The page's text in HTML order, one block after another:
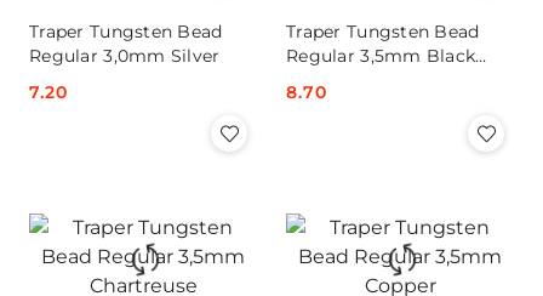
Traper Tungsten Bead
Regular 3,0mm Silver
Cena:
7.20
Traper Tungsten Bead
Regular 3,5mm Black
Cena:
8.70